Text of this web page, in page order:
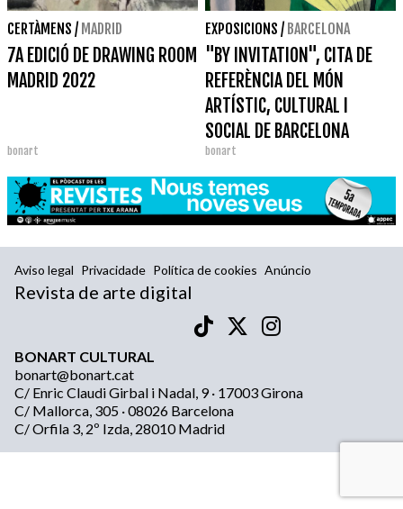
CERTÀMENS / MADRID
7A EDICIÓ DE DRAWING ROOM
MADRID 2022
bonart
EXPOSICIONS / BARCELONA
"BY INVITATION", CITA DE
REFERÈNCIA DEL MÓN
ARTÍSTIC, CULTURAL I
SOCIAL DE BARCELONA
bonart
Aviso legal Privacidade Política de cookies Anúncio
Revista de arte digital
BONART CULTURAL
bonart@bonart.cat
C/ Enric Claudi Girbal i Nadal, 9 · 17003 Girona
C/ Mallorca, 305 · 08026 Barcelona
C/ Orfila 3, 2º Izda, 28010 Madrid